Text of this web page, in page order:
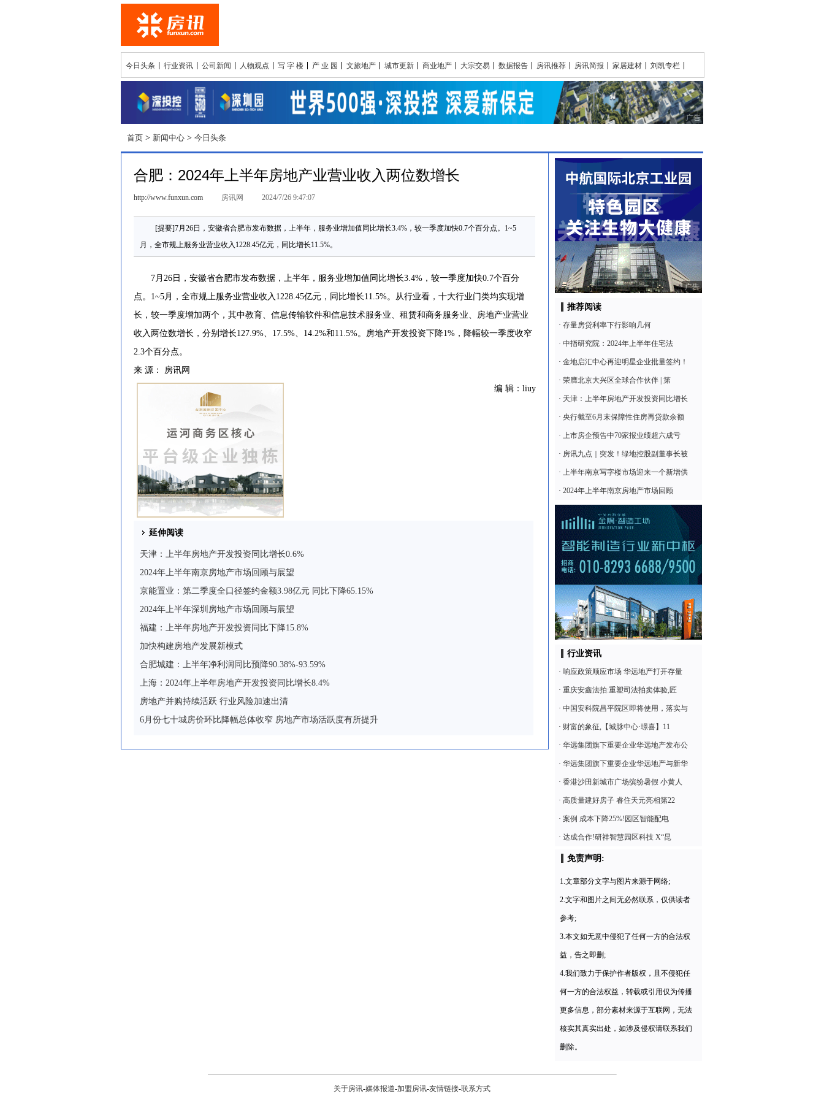
今日头条 行业资讯 公司新闻 人物观点 写 字 楼 产 业 园 文旅地产 城市更新 商业地产 大宗交易 数据报告 房讯推荐 房讯简报 家居建材 刘凯专栏
广告
首页 > 新闻中心 > 今日头条
合肥：2024年上半年房地产业营业收入两位数增长
http://www.funxun.com 房讯网 2024/7/26 9:47:07
[提要]7月26日，安徽省合肥市发布数据，上半年，服务业增加值同比增长3.4%，较一季度加快0.7个百分点。1~5
月，全市规上服务业营业收入1228.45亿元，同比增长11.5%。
7月26日，安徽省合肥市发布数据，上半年，服务业增加值同比增长3.4%，较一季度加快0.7个百分
点。1~5月，全市规上服务业营业收入1228.45亿元，同比增长11.5%。从行业看，十大行业门类均实现增
长，较一季度增加两个，其中教育、信息传输软件和信息技术服务业、租赁和商务服务业、房地产业营业
收入两位数增长，分别增长127.9%、17.5%、14.2%和11.5%。房地产开发投资下降1%，降幅较一季度收窄
2.3个百分点。
来 源： 房讯网
编 辑：liuy
延伸阅读
天津：上半年房地产开发投资同比增长0.6%
2024年上半年南京房地产市场回顾与展望
京能置业：第二季度全口径签约金额3.98亿元 同比下降65.15%
2024年上半年深圳房地产市场回顾与展望
福建：上半年房地产开发投资同比下降15.8%
加快构建房地产发展新模式
合肥城建：上半年净利润同比预降90.38%-93.59%
上海：2024年上半年房地产开发投资同比增长8.4%
房地产并购持续活跃 行业风险加速出清
6月份七十城房价环比降幅总体收窄 房地产市场活跃度有所提升
广告
推荐阅读
· 存量房贷利率下行影响几何
· 中指研究院：2024年上半年住宅法
· 金地启汇中心再迎明星企业批量签约！
· 荣膺北京大兴区全球合作伙伴 | 第
· 天津：上半年房地产开发投资同比增长
· 央行截至6月末保障性住房再贷款余额
· 上市房企预告中70家报业绩超六成亏
· 房讯九点｜突发！绿地控股副董事长被
· 上半年南京写字楼市场迎来一个新增供
· 2024年上半年南京房地产市场回顾
行业资讯
· 响应政策顺应市场 华远地产打开存量
· 重庆安鑫法拍:重塑司法拍卖体验,匠
· 中国安科院昌平院区即将使用，落实与
· 财富的象征,【城脉中心·璟喜】11
· 华远集团旗下重要企业华远地产发布公
· 华远集团旗下重要企业华远地产与新华
· 香港沙田新城市广场缤纷暑假 小黄人
· 高质量建好房子 睿住天元亮相第22
· 案例 成本下降25%!园区智能配电
· 达成合作!研祥智慧园区科技 X“昆
免责声明:
1.文章部分文字与图片来源于网络;
2.文字和图片之间无必然联系，仅供读者
参考;
3.本文如无意中侵犯了任何一方的合法权
益，告之即删;
4.我们致力于保护作者版权，且不侵犯任
何一方的合法权益，转载或引用仅为传播
更多信息，部分素材来源于互联网，无法
核实其真实出处，如涉及侵权请联系我们
删除。
关于房讯-媒体报道-加盟房讯-友情链接-联系方式